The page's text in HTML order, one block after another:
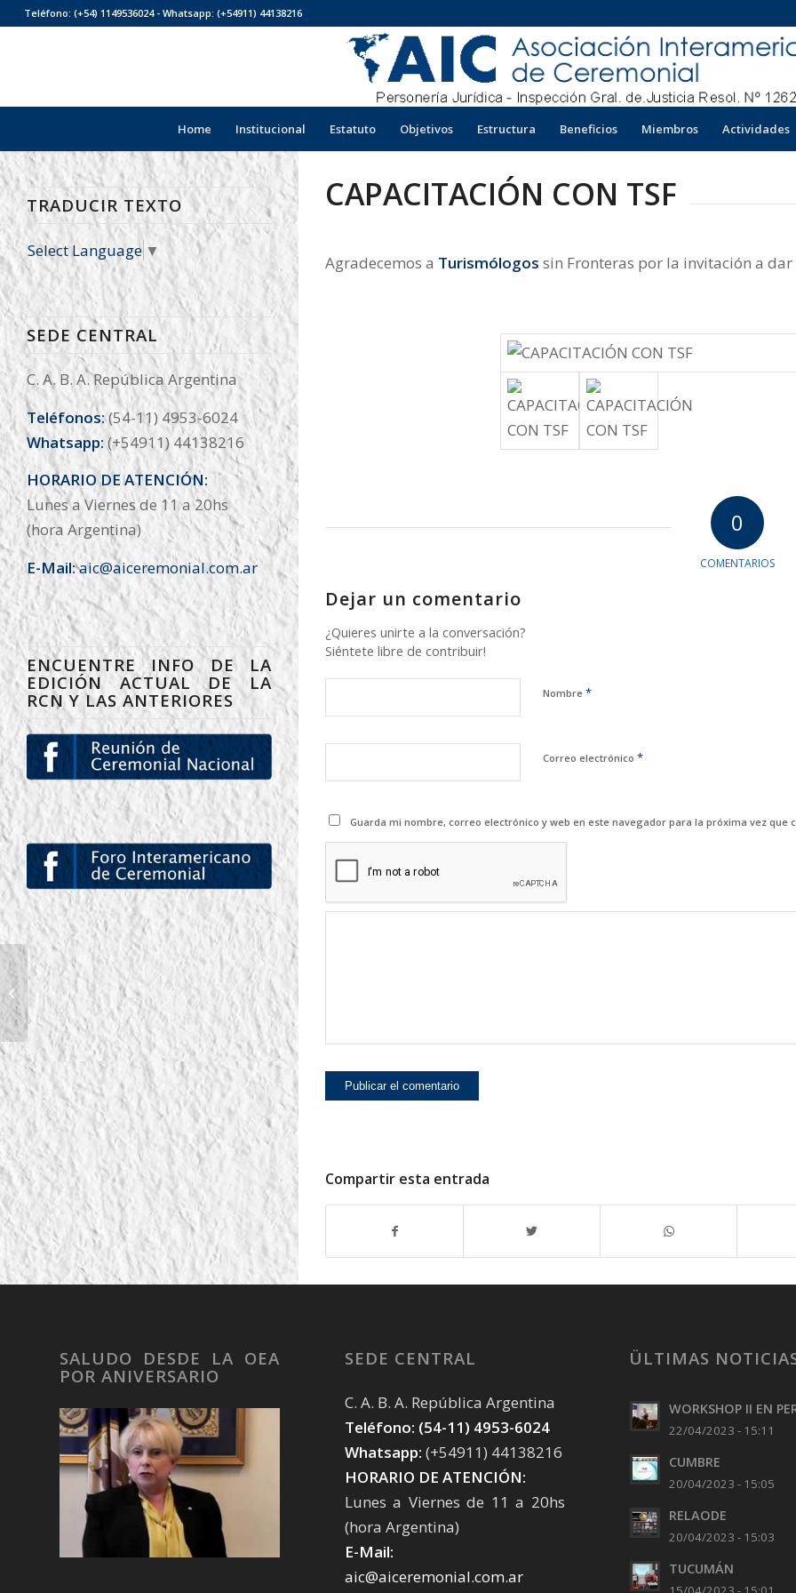
Teléfono: (+54) 1149536024 - Whatsapp: (+54911) 44138216
Home Institucional Estatuto Objetivos Estructura Beneficios Miembros Actividades
TRADUCIR TEXTO
Select Language ▼
SEDE CENTRAL
C. A. B. A. República Argentina
Teléfonos:(54-11) 4953-6024
Whatsapp:(+54911) 44138216
HORARIO DE ATENCIÓN:
Lunes a Viernes de 11 a 20hs
(hora Argentina)
E-Mail:aic@aiceremonial.com.ar
ENCUENTRE INFO DE LA
EDICIÓN ACTUAL DE LA
RCN Y LAS ANTERIORES
CAPACITACIÓN CON TSF
Agradecemos a Turismólogos sin Fronteras por la invitación a
0
COMENTARIOS
Dejar un comentario
¿Quieres unirte a la conversación?
Siéntete libre de contribuir!
Nombre *
Correo electrónico *
Guarda mi nombre, correo electrónico y web en este navegador para la próxima vez que
Compartir esta entrada
SALUDO DESDE LA OEA
POR ANIVERSARIO
SEDE CENTRAL
C. A. B. A. República Argentina
Teléfono: (54-11) 4953-6024
Whatsapp: (+54911) 44138216
HORARIO DE ATENCIÓN:
Lunes a Viernes de 11 a 20hs
(hora Argentina)
E-Mail:
aic@aiceremonial.com.ar
ÜLTIMAS
WORKSHOP II EN
22/04/2023 - 15:11
CUMBRE
20/04/2023 - 15:05
RELAODE
20/04/2023 - 15:03
TUCUMÁN
BNLC EN SGO.DEL
ESTERO